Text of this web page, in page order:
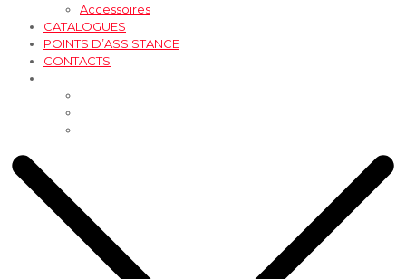
Accessoires
CATALOGUES
POINTS D’ASSISTANCE
CONTACTS